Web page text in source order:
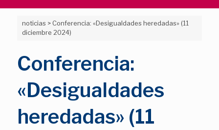
noticias > Conferencia: «Desigualdades heredadas» (11
diciembre 2024)
Conferencia:
«Desigualdades
heredadas» (11